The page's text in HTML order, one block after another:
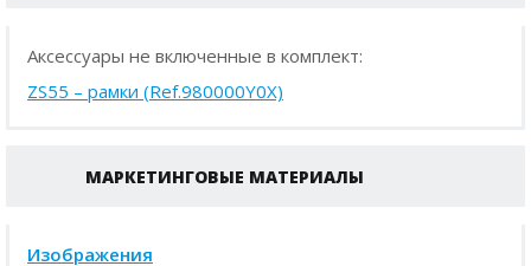
Аксессуары не включенные в комплект:
ZS55 – рамки (Ref.980000Y0X)
МАРКЕТИНГОВЫЕ МАТЕРИАЛЫ
Изображения